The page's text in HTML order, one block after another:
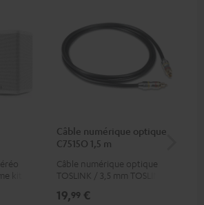
kit
Câble numérique optique
C7515O 1,5 m
Câble numérique optique
TOSLINK / 3,5 mm TOSLINK
19,99 €